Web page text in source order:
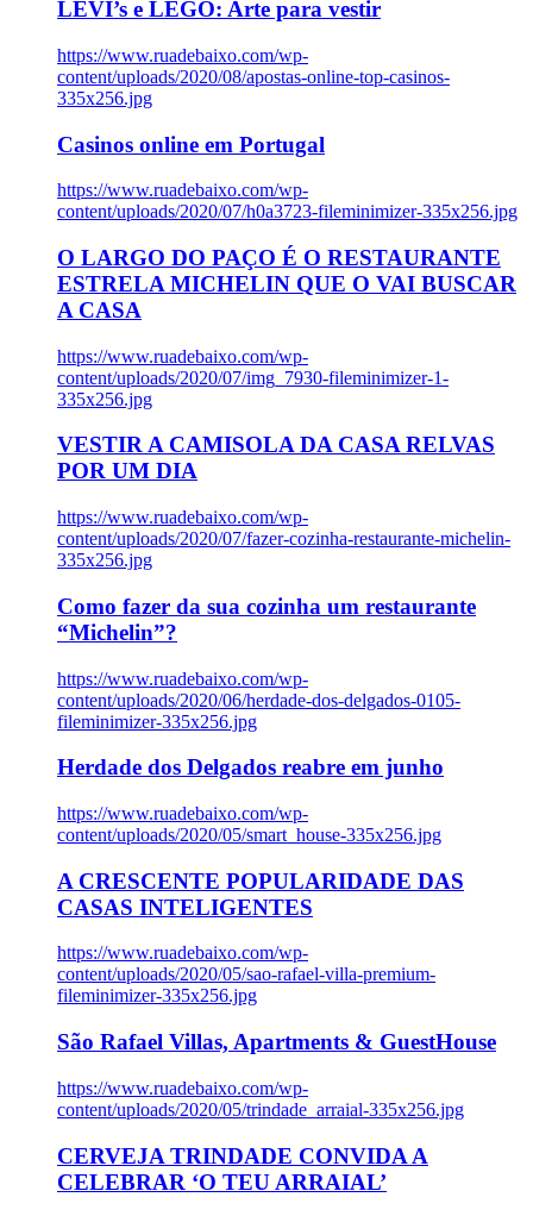
LEVI’s e LEGO: Arte para vestir
https://www.ruadebaixo.com/wp-
content/uploads/2020/08/apostas-online-top-casinos-
335x256.jpg
Casinos online em Portugal
https://www.ruadebaixo.com/wp-
content/uploads/2020/07/h0a3723-fileminimizer-335x256.jpg
O LARGO DO PAÇO É O RESTAURANTE
ESTRELA MICHELIN QUE O VAI BUSCAR
A CASA
https://www.ruadebaixo.com/wp-
content/uploads/2020/07/img_7930-fileminimizer-1-
335x256.jpg
VESTIR A CAMISOLA DA CASA RELVAS
POR UM DIA
https://www.ruadebaixo.com/wp-
content/uploads/2020/07/fazer-cozinha-restaurante-michelin-
335x256.jpg
Como fazer da sua cozinha um restaurante
“Michelin”?
https://www.ruadebaixo.com/wp-
content/uploads/2020/06/herdade-dos-delgados-0105-
fileminimizer-335x256.jpg
Herdade dos Delgados reabre em junho
https://www.ruadebaixo.com/wp-
content/uploads/2020/05/smart_house-335x256.jpg
A CRESCENTE POPULARIDADE DAS
CASAS INTELIGENTES
https://www.ruadebaixo.com/wp-
content/uploads/2020/05/sao-rafael-villa-premium-
fileminimizer-335x256.jpg
São Rafael Villas, Apartments & GuestHouse
https://www.ruadebaixo.com/wp-
content/uploads/2020/05/trindade_arraial-335x256.jpg
CERVEJA TRINDADE CONVIDA A
CELEBRAR ‘O TEU ARRAIAL’